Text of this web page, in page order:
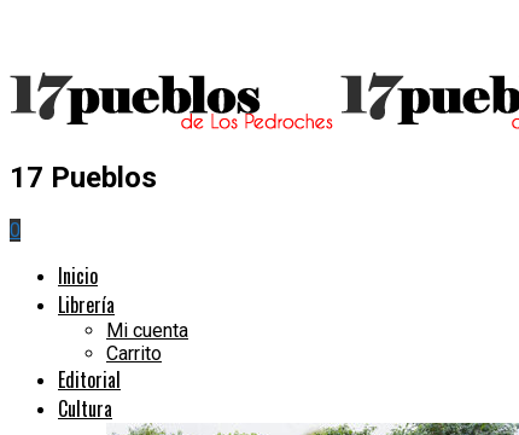
17 Pueblos
0
Inicio
Librería
Mi cuenta
Carrito
Editorial
Cultura